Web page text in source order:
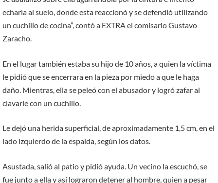
echarla al suelo, donde esta reaccionó y se defendió utilizando
un cuchillo de cocina”, contó a EXTRA el comisario Gustavo
Zaracho.
En el lugar también estaba su hijo de 10 años, a quien la víctima
le pidió que se encerrara en la pieza por miedo a que le haga
daño. Mientras, ella se peleó con el abusador y logró zafar al
clavarle con un cuchillo.
Le dejó una herida superficial, de aproximadamente 1,5 cm, en el
lado izquierdo de la espalda, según los datos.
Asustada, salió al patio y pidió ayuda. Un vecino la escuchó, se
fue junto a ella y así lograron detener al hombre, quien a pesar